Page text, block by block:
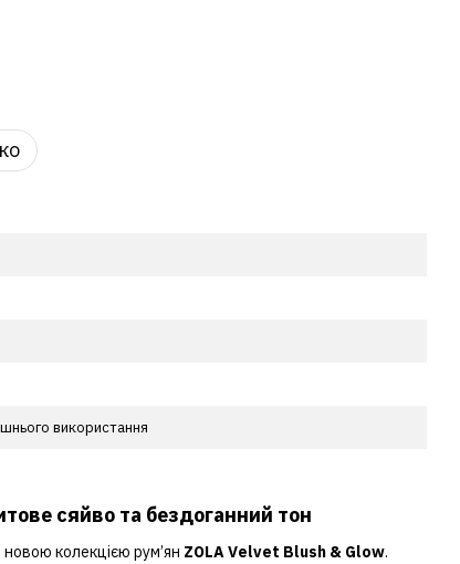
використання
сяйво та бездоганний тон
колекцією рум’ян ZOLA Velvet Blush & Glow.